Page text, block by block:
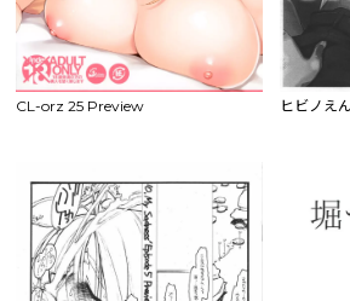
CL-orz 25 Preview ヒビノえ